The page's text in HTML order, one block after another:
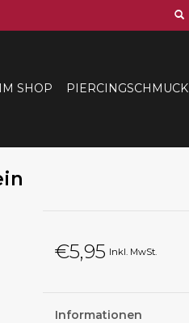
SHOP PIERCINGSCHMUCK
€5,95 Inkl. MwSt.
Informationen